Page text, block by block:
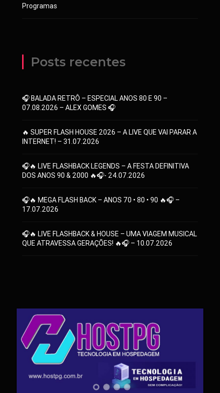
Programas
Posts recentes
🎧 BALADA RETRÔ – ESPECIAL ANOS 80 E 90 –
07.08.2026 – ALEX GOMES 🎧
🔥 SUPER FLASH HOUSE 2026 – A LIVE QUE VAI PARAR A
INTERNET! – 31.07.2026
🎧🔥 LIVE FLASHBACK LEGENDS – A FESTA DEFINITIVA
DOS ANOS 90 & 2000 🔥🎧- 24.07.2026
🎧🔥 MEGA FLASH BACK – ANOS 70 • 80 • 90 🔥🎧 –
17.07.2026
🎧🔥 LIVE FLASHBACK & HOUSE – UMA VIAGEM MUSICAL
QUE ATRAVESSA GERAÇÕES! 🔥🎧 – 10.07.2026